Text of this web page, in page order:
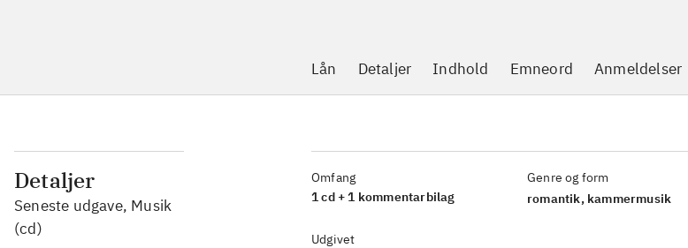
Lån Detaljer Indhold Emneord Anmeldelser
Detaljer
Seneste udgave, Musik
(cd)
Omfang
1 cd + 1 kommentarbilag
Udgivet
Genre og form
romantik, kammermusik